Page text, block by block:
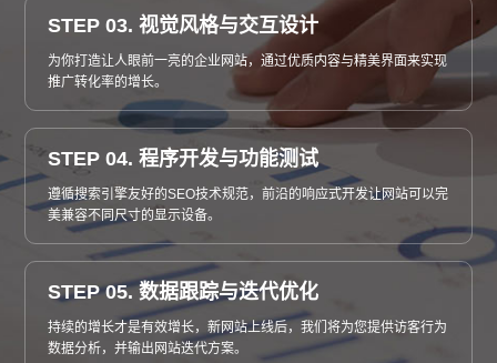
STEP 03. 视觉风格与交互设计
为你打造让人眼前一亮的企业网站，通过优质内容与精美界面来实现
推广转化率的增长。
STEP 04. 程序开发与功能测试
遵循搜索引擎友好的SEO技术规范，前沿的响应式开发让网站可以完
美兼容不同尺寸的显示设备。
STEP 05. 数据跟踪与迭代优化
持续的增长才是有效增长，新网站上线后，我们将为您提供访客行为
数据分析，并输出网站迭代方案。